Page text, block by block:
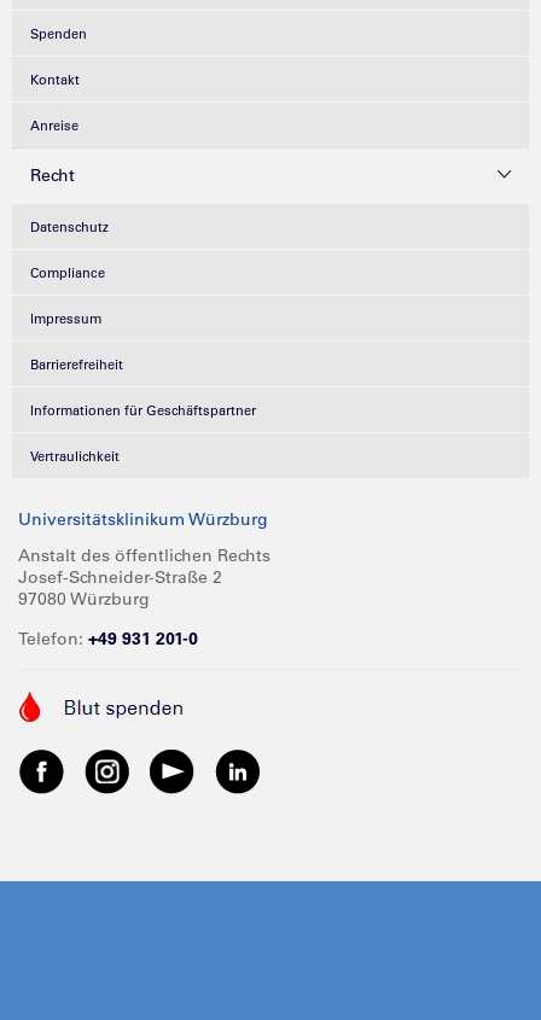
Spenden
Kontakt
Anreise
Recht
Datenschutz
Compliance
Impressum
Barrierefreiheit
Informationen für Geschäftspartner
Vertraulichkeit
Universitätsklinikum Würzburg
Anstalt des öffentlichen Rechts
Josef-Schneider-Straße 2
97080 Würzburg
Telefon: +49 931 201-0